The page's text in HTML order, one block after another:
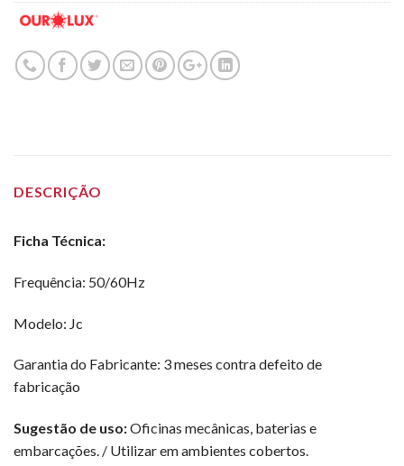
DESCRIÇÃO
Ficha Técnica:
Frequência: 50/60Hz
Modelo: Jc
Garantia do Fabricante: 3 meses contra defeito de
fabricação
Sugestão de uso:Oficinas mecânicas, baterias e
embarcações. / Utilizar em ambientes cobertos.